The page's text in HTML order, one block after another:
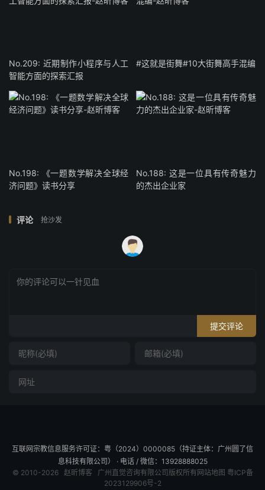
No.209: 近期制作小程序与人工
智能方面的探索汇报
#这就是街舞#10大街舞高手混编
No.198: 《一题数学解决全球经
济问题》读书分享
No.188: 这是一位具有传奇魅力
的杰出企业家
评论 抢沙发
提交评论
互联网宗教信息服务许可证：粤（2024）0000085（持证主体：广州圆了信
息科技有限公司） · 电话 / 微信：13928888025
© 2010-2026 赵昕博客 广州直觉咨询有限公司版权所有 网站地图 粤ICP备
2023129906号-2